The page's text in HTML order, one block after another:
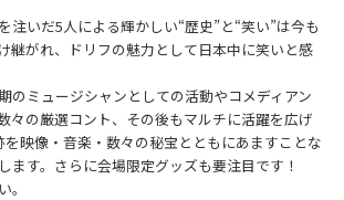
注いだ5人による輝かしい“歴史”と“笑い”は今も
継がれ、ドリフの魅力として日本中に笑いと感
のミュージシャンとしての活動やコメディアン
々の厳選コント、その後もマルチに活躍を広げ
映像・音楽・数々の秘宝とともにあますことな
ます。さらに会場限定グッズも要注目です！